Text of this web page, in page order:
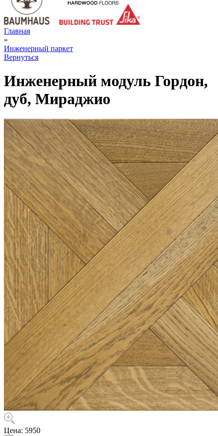
Главная
»
Инженерный паркет
Вернуться
Инженерный модуль Гордон,
дуб, Мираджио
Цена: 5950